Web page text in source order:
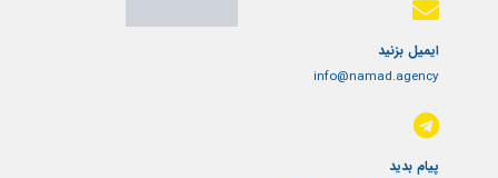
ایمیل بزنید
info@namad.agency
پیام بدید